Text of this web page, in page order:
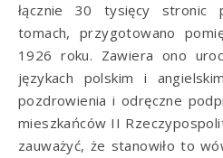
łącznie 30 tysięcy stronic
tomach, przygotowano
1926 roku. Zawiera ono
językach polskim i
pozdrowienia i odręczne
mieszkańców II
zauważyć, że stanowiło to